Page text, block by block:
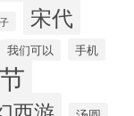
宋代
我们可以 手机